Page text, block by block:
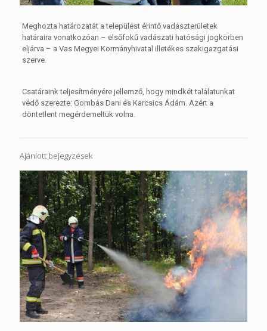
Meghozta határozatát a települést érintő vadászterületek
határaira vonatkozóan – elsőfokű vadászati hatósági jogkörben
eljárva – a Vas Megyei Kormányhivatal illetékes szakigazgatási
szerve.
Csatáraink teljesítményére jellemző, hogy mindkét találatunkat
védő szerezte: Gombás Dani és Karcsics Ádám. Azért a
döntetlent megérdemeltük volna.
Ajánlott bejegyzések